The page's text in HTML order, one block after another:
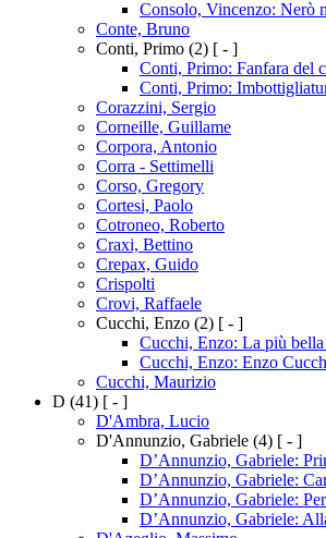
Consolo, Vincenzo: Nerò
Conte, Bruno
Conti, Primo (2) [ - ]
Conti, Primo: Fanfara del
Conti, Primo:
Corazzini, Sergio
Corneille, Guillame
Corpora, Antonio
Corra - Settimelli
Corso, Gregory
Cortesi, Paolo
Cotroneo, Roberto
Craxi, Bettino
Crepax, Guido
Crispolti
Crovi, Raffaele
Cucchi, Enzo (2) [ - ]
Cucchi, Enzo: La più bella
Cucchi, Enzo: Enzo
Cucchi, Maurizio
D (41) [ - ]
D'Ambra, Lucio
D'Annunzio, Gabriele (4) [ - ]
D’Annunzio, Gabriele:
D’Annunzio, Gabriele:
D’Annunzio, Gabriele:
D’Annunzio, Gabriele: